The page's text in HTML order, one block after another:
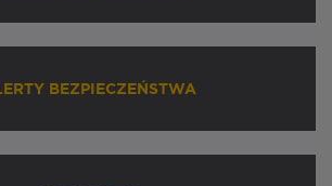
BEZPIECZEŃSTWA